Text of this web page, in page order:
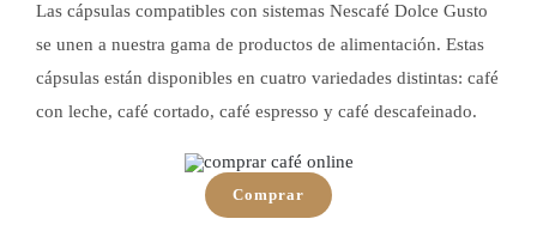
Las cápsulas compatibles con sistemas Nescafé Dolce Gusto
se unen a nuestra gama de productos de alimentación. Estas
cápsulas están disponibles en cuatro variedades distintas: café
con leche, café cortado, café espresso y café descafeinado.
Comprar